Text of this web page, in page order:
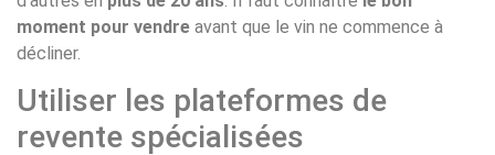
moment pour vendre avant que le vin ne commence à
décliner.
Utiliser les plateformes de
revente spécialisées